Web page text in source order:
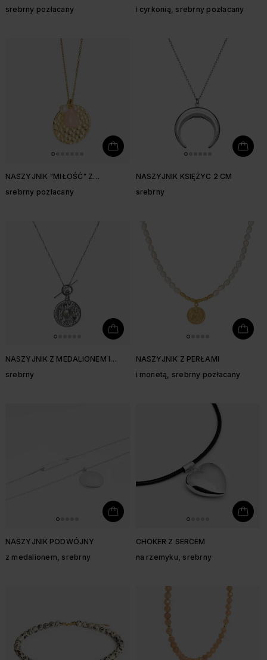
srebrny pozłacany
i cyrkonią, srebrny pozłacany
NASZYJNIK "MIŁOŚĆ" Z
srebrny pozłacany
NASZYJNIK KSIĘŻYC 2 CM
srebrny
NASZYJNIK Z MEDALIONEM I
srebrny
NASZYJNIK Z PERŁAMI
i monetą, srebrny pozłacany
NASZYJNIK PODWÓJNY
z medalionem, srebrny
CHOKER Z SERCEM
na rzemyku, srebrny